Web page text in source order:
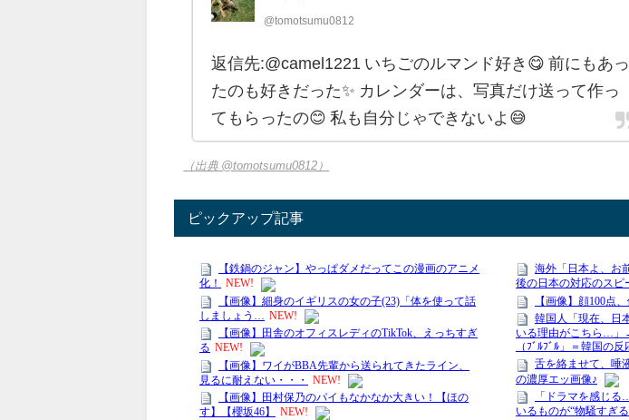
@tomotsumu0812
返信先:@camel1221 いちごのルマンド好き😋 前にもあっ
たのも好きだった✨ カレンダーは、写真だけ送って作っ
てもらったの😊 私も自分じゃできないよ😅
（出典 @tomotsumu0812）
ピックアップ記事